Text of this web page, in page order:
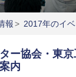
報 > 2017年のイ
ー協会・東
内